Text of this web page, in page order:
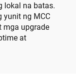
lokal na batas.
yunit ng MCC
mga upgrade
at